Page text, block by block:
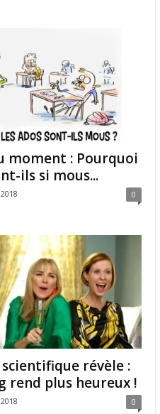
moment : Pourquoi
ils si mous...
0
révèle :
rend plus heureux !
0